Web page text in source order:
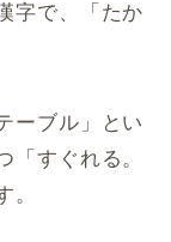
字で、「たか
ーブル」とい
「すぐれる。
。